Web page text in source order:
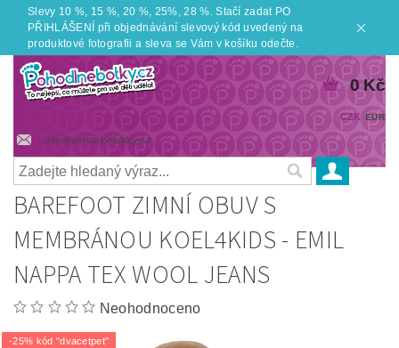
Slevy 10 %, 15 %, 20 %, 25%, 28 %. Stačí zadat PO
PŘIHLÁŠENÍ při objednávání slevový kód uvedený na
produktové fotografii a sleva se Vám v košíku odečte.
info@pohodlnebotky.cz
CZK EUR
0 Kč
BAREFOOT ZIMNÍ OBUV S
MEMBRÁNOU KOEL4KIDS - EMIL
NAPPA TEX WOOL JEANS
Neohodnoceno
-25% kód "dvacetpet"